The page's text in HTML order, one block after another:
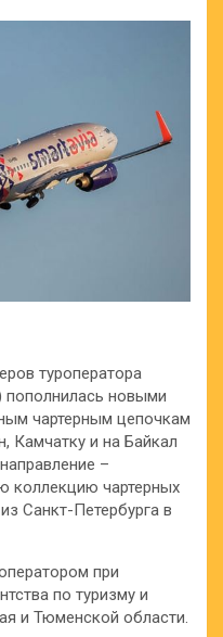
туроператора
пополнилась новыми
чартерным цепочкам
Камчатку и на Байкал
–
коллекцию чартерных
Санкт-Петербурга в
при
по туризму и
и Тюменской области.